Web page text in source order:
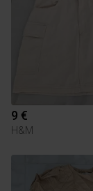
9 €
H&M